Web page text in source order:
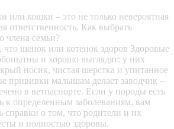
или кошки – это не только невероятная
ответственность. Как выбрать
члена семьи?
что щенок или котенок здоров Здоровые
и хорошо выглядят: у них
носик, чистая шерстка и упитанное
прививки малышам делает заводчик –
в ветпаспорте. Если у породы есть
к определенным заболеваниям, вам
справки о том, что родители и их
и полностью здоровы.